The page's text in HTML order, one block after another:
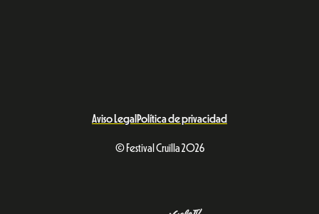
Aviso Legal Política de privacidad
© Festival Cruïlla 2026